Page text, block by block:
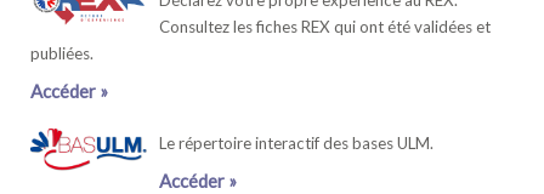
Consultez les fiches REX qui ont été validées et
publiées.
Accéder »
Le répertoire interactif des bases ULM.
Accéder »